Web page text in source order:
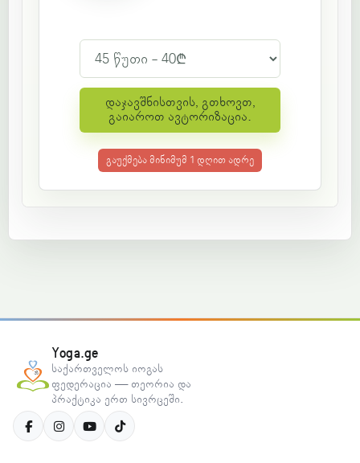
დაჯავშნისთვის, გთხოვთ,
გაიაროთ ავტორიზაცია.
გაუქმება მინიმუმ 1 დღით ადრე
Yoga.ge
საქართველოს იოგას
ფედერაცია — თეორია და
პრაქტიკა ერთ სივრცეში.